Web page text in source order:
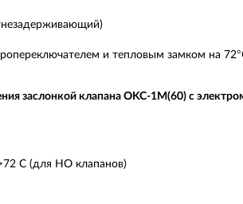
и тепловым замком на
заслонкой клапана OKC-1M(60) с
С (для НО клапанов)